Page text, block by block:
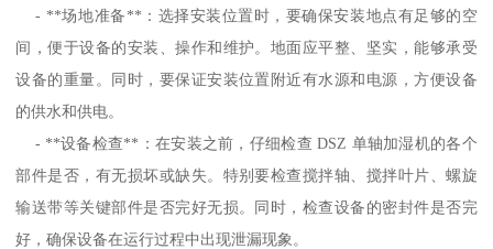
- **场地准备**：选择安装位置时，要确保安装地点有足够的空
间，便于设备的安装、操作和维护。地面应平整、坚实，能够承受
设备的重量。同时，要保证安装位置附近有水源和电源，方便设备
的供水和供电。
- **设备检查**：在安装之前，仔细检查 DSZ 单轴加湿机的各个
部件是否，有无损坏或缺失。特别要检查搅拌轴、搅拌叶片、螺旋
输送带等关键部件是否完好无损。同时，检查设备的密封件是否完
好，确保设备在运行过程中出现泄漏现象。